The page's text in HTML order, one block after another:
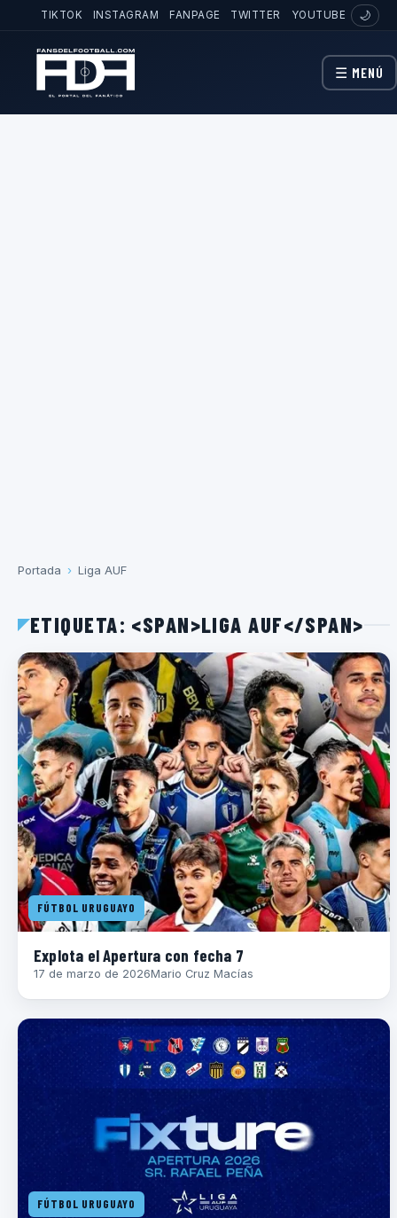
TIKTOK INSTAGRAM FANPAGE TWITTER YOUTUBE 🌙
☰ MENÚ
Portada › Liga AUF
ETIQUETA: <SPAN>LIGA AUF</SPAN>
FÚTBOL URUGUAYO
Explota el Apertura con fecha 7
17 de marzo de 2026Mario Cruz Macías
FÚTBOL URUGUAYO